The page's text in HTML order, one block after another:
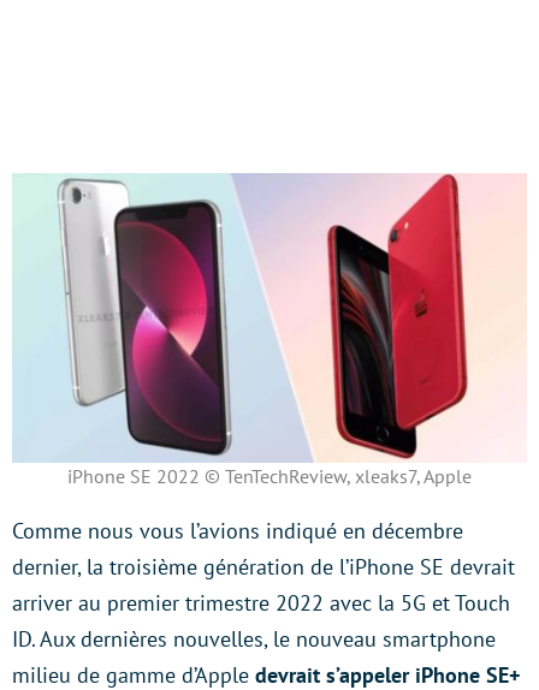
iPhone SE 2022 © TenTechReview, xleaks7, Apple
Comme nous vous l’avions indiqué en décembre
dernier, la troisième génération de l’iPhone SE devrait
arriver au premier trimestre 2022 avec la 5G et Touch
ID. Aux dernières nouvelles, le nouveau smartphone
milieu de gamme d’Apple devrait s’appeler iPhone SE+